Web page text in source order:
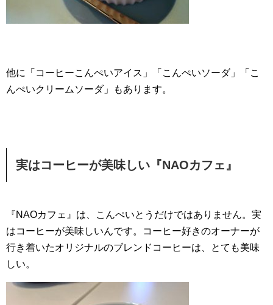
他に「コーヒーこんぺいアイス」「こんぺいソーダ」「こ
んぺいクリームソーダ」もあります。
実はコーヒーが美味しい『NAOカフェ』
『NAOカフェ』は、こんぺいとうだけではありません。実
はコーヒーが美味しいんです。コーヒー好きのオーナーが
行き着いたオリジナルのブレンドコーヒーは、とても美味
しい。